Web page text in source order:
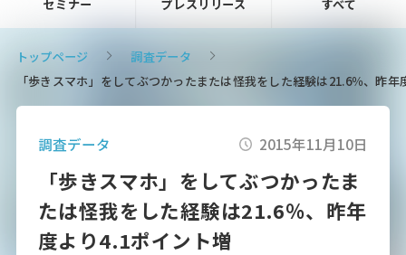
セミナー プレスリリース すべて
トップページ
調査データ
「歩きスマホ」をしてぶつかったまたは怪我をした経験は21.6％、昨
調査データ 2015年11月10日
「歩きスマホ」をしてぶつかったま
たは怪我をした経験は21.6％、昨年
度より4.1ポイント増